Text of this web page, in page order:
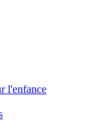
l'enfance